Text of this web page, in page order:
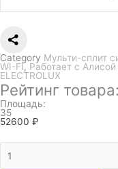
Category Мульти-сплит
WI-FI, Работает с Алисой
ELECTROLUX
Рейтинг товара:
Площадь:
35
52600 ₽